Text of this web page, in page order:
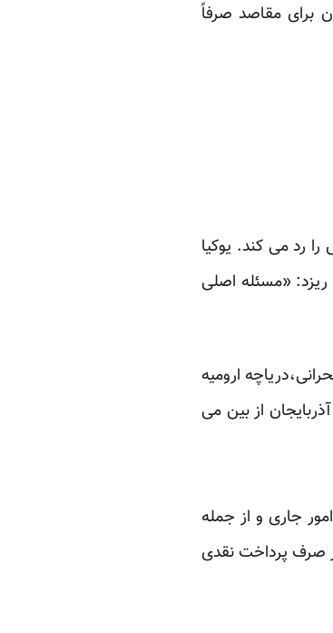
برای مقاصد صرفاً
رد می کند. یوکیا
می ریزد: «مسئله اصلی
ارومیه
از بین می
جاری و از جمله
صرف پرداخت نقدی